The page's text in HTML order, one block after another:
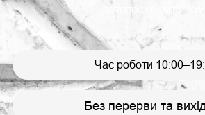
зателефонуйте нам:
Час роботи
Без перерви та